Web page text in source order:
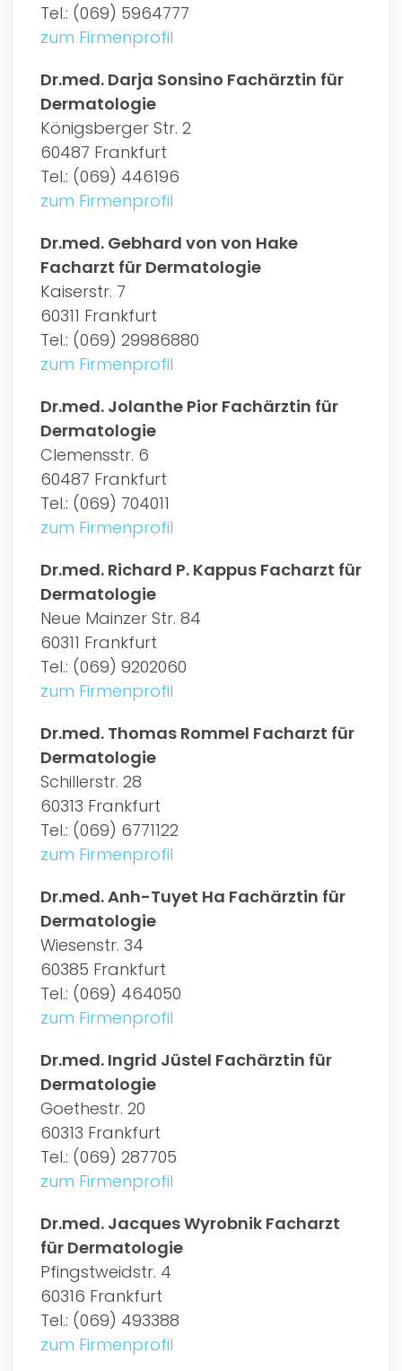
Tel.: (069) 5964777
zum Firmenprofil
Dr.med. Darja Sonsino Fachärztin für
Dermatologie
Königsberger Str. 2
60487 Frankfurt
Tel.: (069) 446196
zum Firmenprofil
Dr.med. Gebhard von von Hake
Facharzt für Dermatologie
Kaiserstr. 7
60311 Frankfurt
Tel.: (069) 29986880
zum Firmenprofil
Dr.med. Jolanthe Pior Fachärztin für
Dermatologie
Clemensstr. 6
60487 Frankfurt
Tel.: (069) 704011
zum Firmenprofil
Dr.med. Richard P. Kappus Facharzt für
Dermatologie
Neue Mainzer Str. 84
60311 Frankfurt
Tel.: (069) 9202060
zum Firmenprofil
Dr.med. Thomas Rommel Facharzt für
Dermatologie
Schillerstr. 28
60313 Frankfurt
Tel.: (069) 6771122
zum Firmenprofil
Dr.med. Anh-Tuyet Ha Fachärztin für
Dermatologie
Wiesenstr. 34
60385 Frankfurt
Tel.: (069) 464050
zum Firmenprofil
Dr.med. Ingrid Jüstel Fachärztin für
Dermatologie
Goethestr. 20
60313 Frankfurt
Tel.: (069) 287705
zum Firmenprofil
Dr.med. Jacques Wyrobnik Facharzt
für Dermatologie
Pfingstweidstr. 4
60316 Frankfurt
Tel.: (069) 493388
zum Firmenprofil